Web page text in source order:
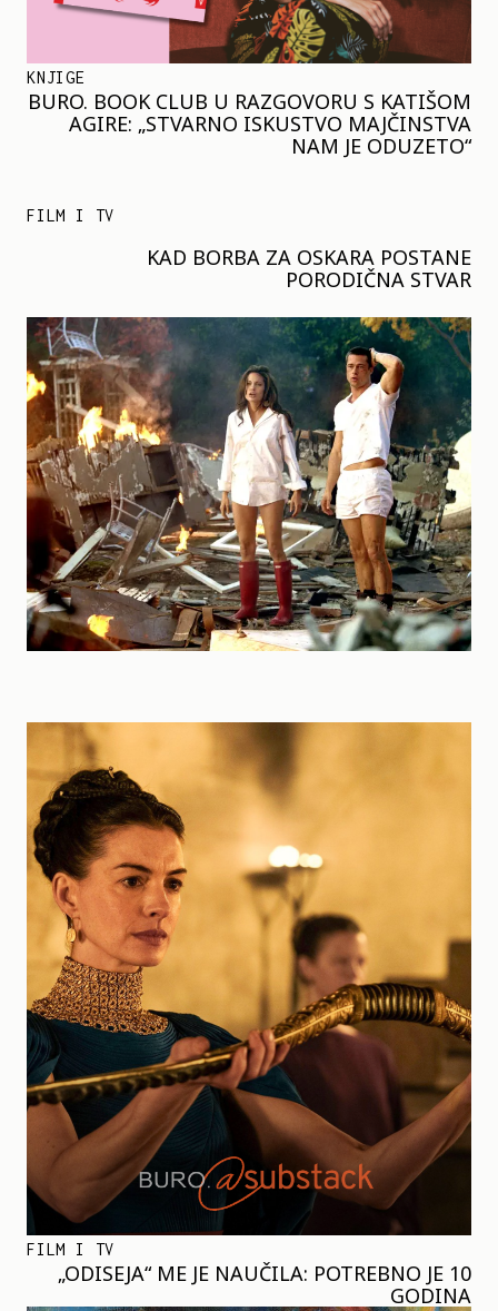
KNJIGE
BURO. BOOK CLUB U RAZGOVORU S KATIŠOM
AGIRE: „STVARNO ISKUSTVO MAJČINSTVA
NAM JE ODUZETO“
FILM I TV
KAD BORBA ZA OSKARA POSTANE
PORODIČNA STVAR
FILM I TV
„ODISEJA“ ME JE NAUČILA: POTREBNO JE 10
GODINA